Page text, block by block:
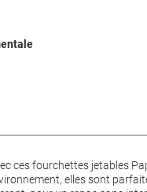
ces fourchettes jetables
elles sont